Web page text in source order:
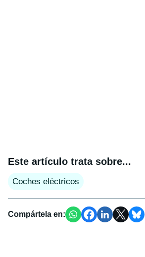
Este artículo trata sobre...
Coches eléctricos
Compártela en: